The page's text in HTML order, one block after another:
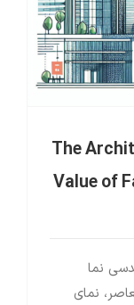
The
Value of
نما
نمای